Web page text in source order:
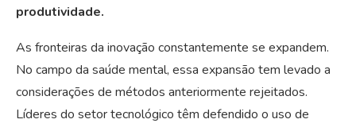
produtividade.
As fronteiras da inovação constantemente se expandem.
No campo da saúde mental, essa expansão tem levado a
considerações de métodos anteriormente rejeitados.
Líderes do setor tecnológico têm defendido o uso de